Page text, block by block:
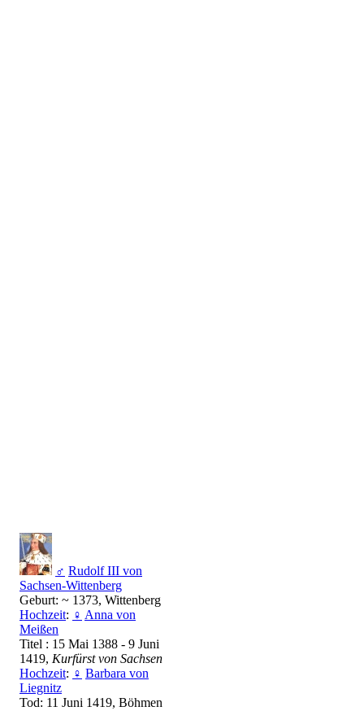
♂ Rudolf III von
Sachsen-Wittenberg
Geburt: ~ 1373, Wittenberg
Hochzeit: ♀ Anna von
Meißen
Titel : 15 Mai 1388 - 9 Juni
1419, Kurfürst von Sachsen
Hochzeit: ♀ Barbara von
Liegnitz
Tod: 11 Juni 1419, Böhmen